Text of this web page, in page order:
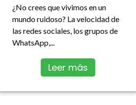
¿No crees que vivimos en un
mundo ruidoso? La velocidad de
las redes sociales, los grupos de
WhatsApp,...
Leer más